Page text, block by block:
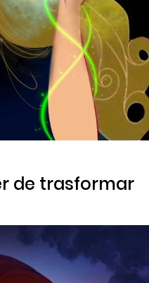
de trasformar